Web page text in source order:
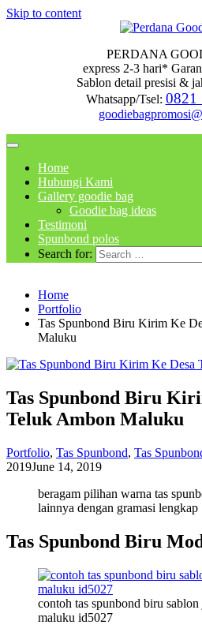
Skip to content
PERDANA
express 2-3 hari*
Sablon detail presisi &
Whatsapp/Tsel: 0821
Home
Hubungi Kami
Gallery goodie bag
Goodie bag ideas
Testimoni
Spunbond polos
Search for:
Home
Portfolio
Tas Spunbond Biru Kirim Ke
Maluku
Tas Spunbond Biru
Teluk Ambon Maluku
Portfolio, Tas Spunbond, Tas
2019June 14, 2019
beragam pilihan warna tas
lainnya dengan gramasi lengkap
Tas Spunbond Biru
contoh tas spunbond biru
maluku id5027